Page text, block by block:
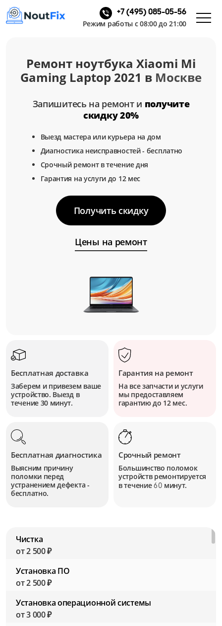
+7 (495) 085-05-56
Режим работы с 08:00 до 21:00
Ремонт ноутбука Xiaomi Mi
Gaming Laptop 2021 в Москве
Запишитесь на ремонт и получите
скидку 20%
Выезд мастера или курьера на дом
Диагностика неисправностей - бесплатно
Срочный ремонт в течение дня
Гарантия на услуги до 12 мес
Получить скидку
Цены на ремонт
Бесплатная доставка
Заберем и привезем ваше
устройство. Выезд в
течение 30 минут.
Гарантия на ремонт
На все запчасти и услуги
мы предоставляем
гарантию до 12 мес.
Бесплатная диагностика
Выясним причину
поломки перед
устранением дефекта -
бесплатно.
Срочный ремонт
Большинство поломок
устройств ремонтируется
в течение60 минут.
Чистка
от 2 500 ₽
Установка ПО
от 2 500 ₽
Установка операционной системы
от 3 000 ₽